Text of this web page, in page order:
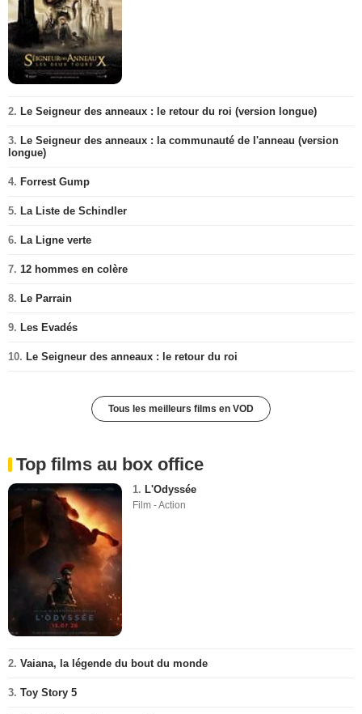
2. Le Seigneur des anneaux : le retour du roi (version longue)
3. Le Seigneur des anneaux : la communauté de l'anneau (version
longue)
4. Forrest Gump
5. La Liste de Schindler
6. La Ligne verte
7. 12 hommes en colère
8. Le Parrain
9. Les Evadés
10. Le Seigneur des anneaux : le retour du roi
Tous les meilleurs films en VOD
Top films au box office
1. L'Odyssée
Film - Action
2. Vaiana, la légende du bout du monde
3. Toy Story 5